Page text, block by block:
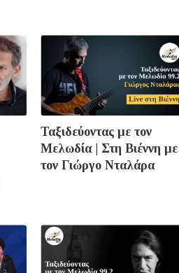
Ταξιδεύοντας με τον
Μελωδία | Στη Βιέννη με
τον Γιώργο Νταλάρα